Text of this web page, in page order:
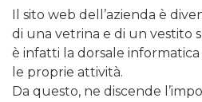
Il sito web dell’azienda è
di una vetrina e di un vestito
è infatti la dorsale informatica
le proprie attività.
Da questo, ne discende